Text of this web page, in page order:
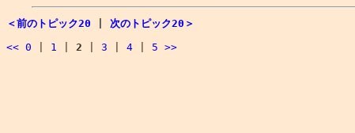
＜前のトピック20
次のトピック20＞
<< 0 1 2 3 4 5 >>